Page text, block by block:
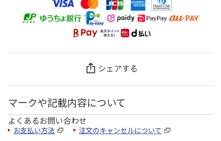
シェアする
マークや記載内容について
よくあるお問い合わせ
お支払い方法 注文のキャンセルについて